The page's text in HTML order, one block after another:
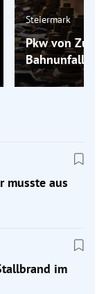
Steiermark
Pkw von Zug
Bahnunfall
musste aus
im